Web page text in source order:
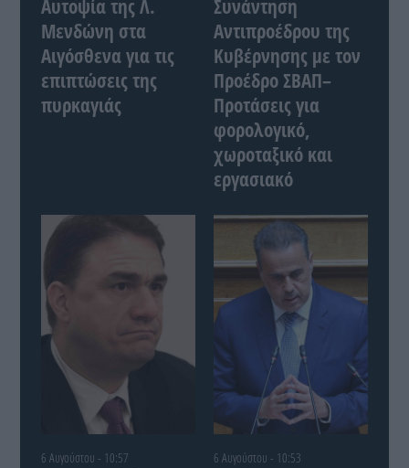
Αυτοψία της Λ.
Μενδώνη στα
Αιγόσθενα για τις
επιπτώσεις της
πυρκαγιάς
Συνάντηση
Αντιπροέδρου της
Κυβέρνησης με τον
Προέδρο ΣΒΑΠ–
Προτάσεις για
φορολογικό,
χωροταξικό και
εργασιακό
6 Αυγούστου - 10:57 6 Αυγούστου - 10:53